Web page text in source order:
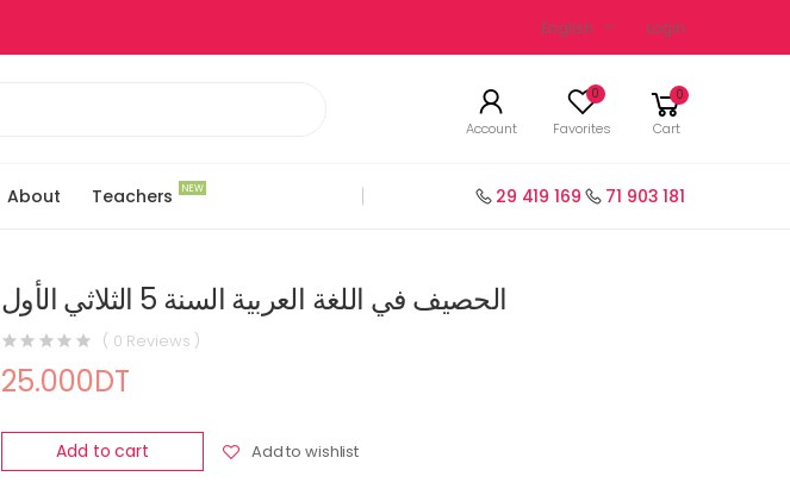
English Login
Account
0
Favorites
0
Cart
About Teachers NEW 29 419 169 71 903 181
الحصيف في اللغة العربية السنة 5 الثلاثي الأول
( 0 Reviews )
25.000DT
Add to cart Add to wishlist